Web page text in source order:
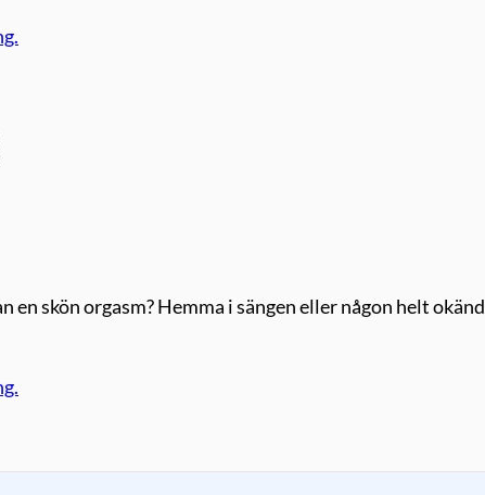
en skön orgasm? Hemma i sängen eller någon helt okänd